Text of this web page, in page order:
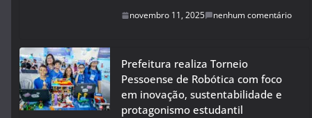
novembro 11, 2025 nenhum comentário
Prefeitura realiza Torneio
Pessoense de Robótica com foco
em inovação, sustentabilidade e
protagonismo estudantil